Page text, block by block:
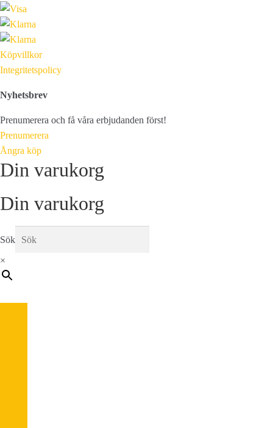
Köpvillkor
Integritetspolicy
Nyhetsbrev
Prenumerera och få våra erbjudanden först!
Prenumerera
Ångra köp
Din varukorg
Din varukorg
Sök
×